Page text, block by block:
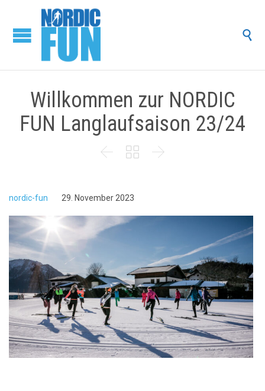

Willkommen zur NORDIC
FUN Langlaufsaison 23/24
  
nordic-fun 29. November 2023